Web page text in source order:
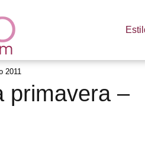
2011
primavera –